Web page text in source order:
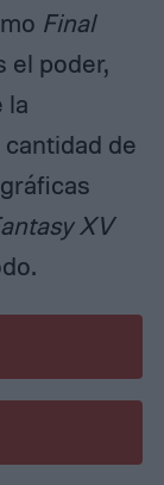
Final
el poder,
la
de
XV